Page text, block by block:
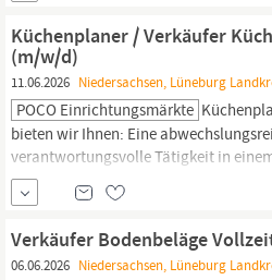
Kooperationsfirmen Kostenlose
für besondere Anlässe Möglichkeit
Küchenplaner / Verkäufer
(m/w/d)
11.06.2026 Niedersachsen, Lüneburg
POCO Einrichtungsmärkte
bieten wir Ihnen: Eine
verantwortungsvolle Tätigkeit in
familiären Arbeitsumfeld Sonderurlaub
Personalrabatt in all unseren
Einkaufsvorteile bei
Zusatzleistungen wie z.B. Betriebliche
Verkäufer Bodenbeläge
06.06.2026 Niedersachsen, Lüneburg